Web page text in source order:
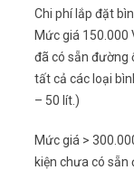
Chi phí lắp đặt
Mức giá 150.000
đã có sẵn đường
tất cả các loại
– 50 lít.)
Mức giá >
kiện chưa có sẵn